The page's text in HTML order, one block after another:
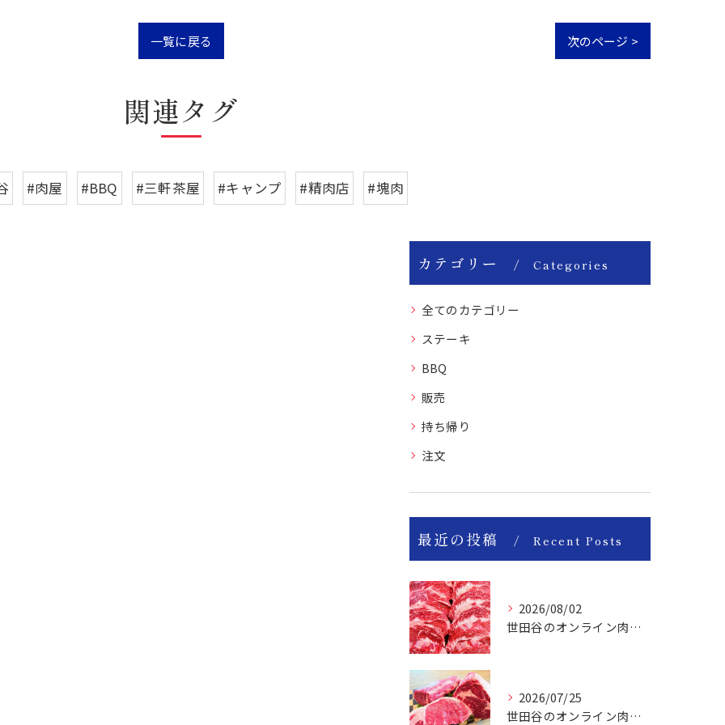
一覧に戻る 次のページ >
関連タグ
#肉屋 #BBQ #三軒茶屋 #キャンプ #精肉店 #塊肉
カテゴリー Categories
全てのカテゴリー
ステーキ
BBQ
販売
持ち帰り
注文
最近の投稿 Recent Posts
2026/08/02
世田谷のオンライン肉屋は厳選輸入牛を取り扱っています。
2026/07/25
世田谷のオンライン肉屋の輸入牛は特別です。